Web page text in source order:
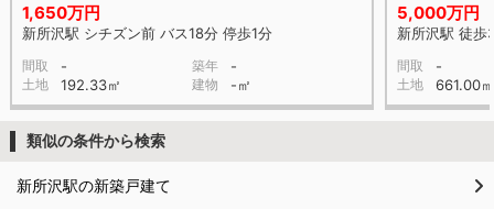
1,650万円
新所沢駅 シチズン前 バス18分 停歩1分
間取 - 築年 -
土地 192.33㎡ 建物 -㎡
5,000万円
新所沢駅 徒歩
間取 -
土地 661.00㎡
類似の条件から検索
新所沢駅の新築戸建て